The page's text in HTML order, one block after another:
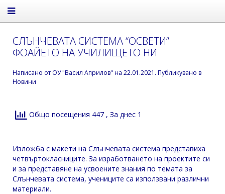
СЛЪНЧЕВАТА СИСТЕМА “ОСВЕТИ”
ФОАЙЕТО НА УЧИЛИЩЕТО НИ
Написано от ОУ "Васил Априлов" на 22.01.2021 . Публикувано в
Новини
Общо посещения 447 , За днес 1
Изложба с макети на Слънчевата система представиха
четвъртокласниците. За изработването на проектите си
и за представяне на усвоените знания по темата за
Слънчевата система, учениците са използвани различни
материали.